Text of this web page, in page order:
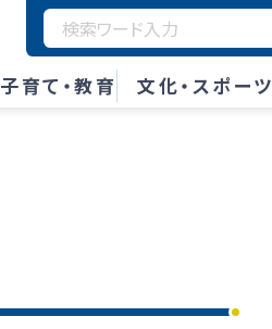
子育て・教育 文化・スポーツ